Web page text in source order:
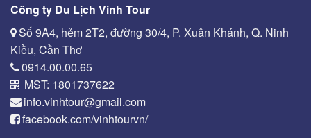
Công ty Du Lịch Vinh Tour
Số 9A4, hẻm 2T2, đường 30/4, P. Xuân Khánh, Q. Ninh
Kiều, Cần Thơ
0914.00.00.65
MST: 1801737622
info.vinhtour@gmail.com
facebook.com/vinhtourvn/